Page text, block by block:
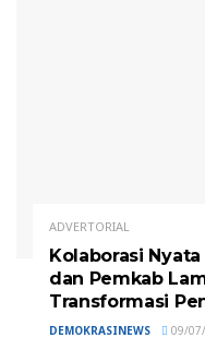
ADVERTORIAL
Kolaborasi
dan Pemkab
Transformasi
DEMOKRASINEWS 09/